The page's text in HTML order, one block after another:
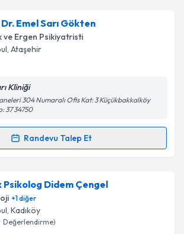
Takvim Talebini Gönder
Delal Erdoğaniçin randevu takvimi
Size bu uzmandan randevu almanız
hazırlandığında e-posta ile
verilerimin işlenmesine ilişkin
okudum ve kişisel verilerimin belirtilen
Takvim Talebini Gönder
Emel Sarı Gökten
ve Ergen Psikiyatristi
, Ataşehir
Kliniği
304 Numaralı Ofis Kat: 3 Küçükbakkalköy
37 34750
Randevu Talep Et
Takvimi Talebi
Sarı Gökteniçin randevu takvimi
Size bu uzmandan randevu almanız
hazırlandığında e-posta ile
Psikolog Didem Çengel
+1diğer
, Kadıköy
Değerlendirme)